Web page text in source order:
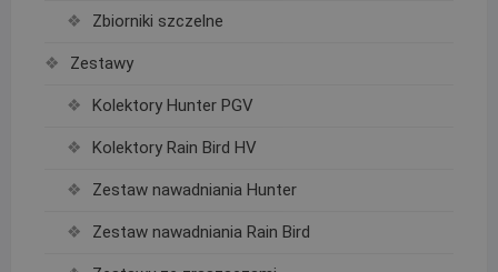
Zbiorniki szczelne
Zestawy
Kolektory Hunter PGV
Kolektory Rain Bird HV
Zestaw nawadniania Hunter
Zestaw nawadniania Rain Bird